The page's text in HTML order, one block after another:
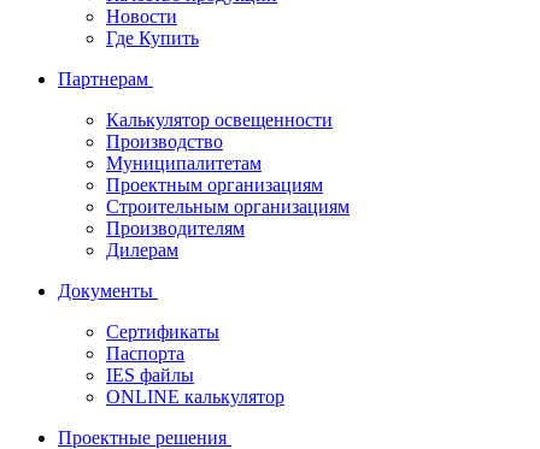
Новости
Где Купить
Партнерам
Калькулятор освещенности
Производство
Муниципалитетам
Проектным организациям
Строительным организациям
Производителям
Дилерам
Документы
Сертификаты
Паспорта
IES файлы
ONLINE калькулятор
Проектные решения